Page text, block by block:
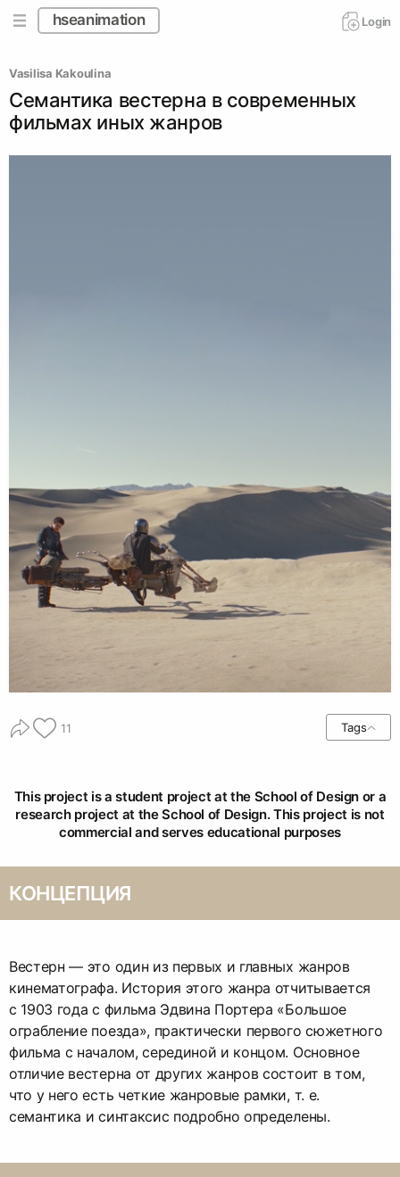
hseanimation Login
Vasilisa Kakoulina
Семантика вестерна в современных
фильмах иных жанров
11 Tags
This project is a student project at the School of Design or a
research project at the School of Design. This project is not
commercial and serves educational purposes
КОНЦЕПЦИЯ
Вестерн — это один из первых и главных жанров
кинематографа. История этого жанра отчитывается
с 1903 года с фильма Эдвина Портера «Большое
ограбление поезда», практически первого сюжетного
фильма с началом, серединой и концом. Основное
отличие вестерна от других жанров состоит в том,
что у него есть четкие жанровые рамки, т. е.
семантика и синтаксис подробно определены.